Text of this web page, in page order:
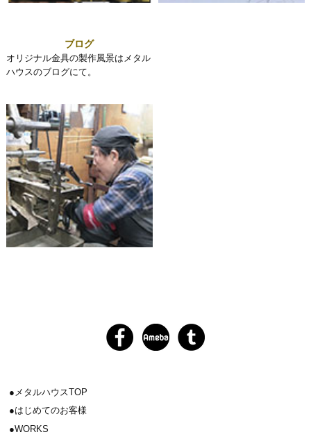
ブログ
オリジナル金具の製作風景はメタル
ハウスのブログにて。
メタルハウスTOP
はじめてのお客様
WORKS